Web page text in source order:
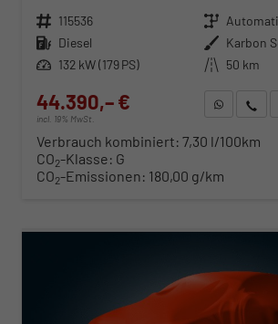
Fahrzeugnr. 115536 Getriebe
Kraftstoff Diesel Außenfarbe Karbon
Leistung 132 kW (179 PS) Kilometerstand 50 km
44.390,– €
incl. 19% MwSt.
WhatsApp
Verbrauch kombiniert: 7,30 l/100km
CO2-Klasse: G
CO2-Emissionen: 180,00 g/km